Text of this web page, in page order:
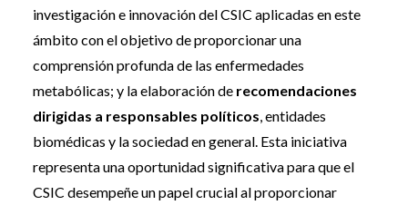
investigación e innovación del CSIC aplicadas en este
ámbito con el objetivo de proporcionar una
comprensión profunda de las enfermedades
metabólicas; y la elaboración de recomendaciones
dirigidas a responsables políticos, entidades
biomédicas y la sociedad en general. Esta iniciativa
representa una oportunidad significativa para que el
CSIC desempeñe un papel crucial al proporcionar